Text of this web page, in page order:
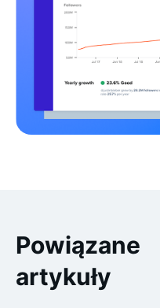
Powiązane
artykuły